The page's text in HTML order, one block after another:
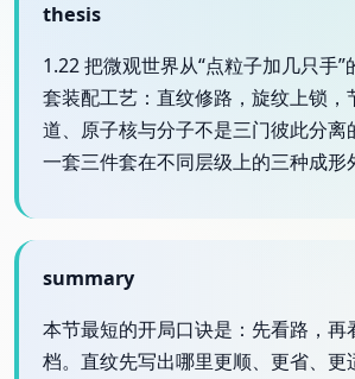
thesis
1.22 把微观世界从“点粒子加几只手”
套装配工艺：直纹修路，旋纹上锁，
道、原子核与分子不是三门彼此分离
一套三件套在不同层级上的三种成形
summary
本节最短的开局口诀是：先看路，再
档。直纹先写出哪里更顺、更省、更